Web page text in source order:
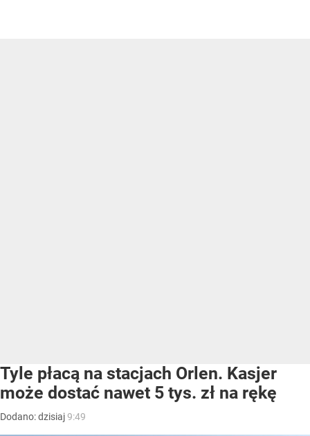
Tyle płacą na stacjach Orlen. Kasjer
może dostać nawet 5 tys. zł na rękę
Dodano:dzisiaj9:49